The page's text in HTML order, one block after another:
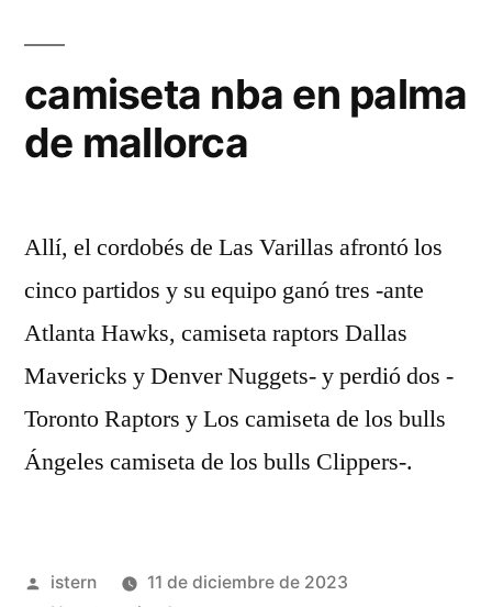
camiseta nba en palma
de mallorca
Allí, el cordobés de Las Varillas afrontó los
cinco partidos y su equipo ganó tres -ante
Atlanta Hawks, camiseta raptors Dallas
Mavericks y Denver Nuggets- y perdió dos -
Toronto Raptors y Los camiseta de los bulls
Ángeles camiseta de los bulls Clippers-.
Publicado
istern
11 de diciembre de 2023